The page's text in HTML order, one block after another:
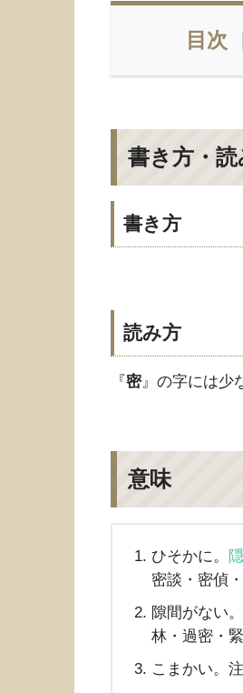
目次
書き方・
書き方
読み方
『密』の字には少
意味
ひそかに。 隠
密談・密偵
隙間がない。
林・過密・
こまかい。